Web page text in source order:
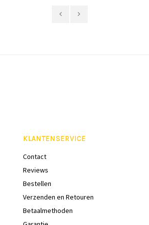
KLANTENSERVICE
Contact
Reviews
Bestellen
Verzenden en Retouren
Betaalmethoden